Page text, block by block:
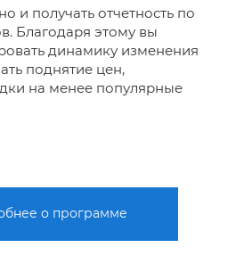
и получать отчетность по
Благодаря этому вы
динамику изменения
поднятие цен,
на менее популярные
о программе